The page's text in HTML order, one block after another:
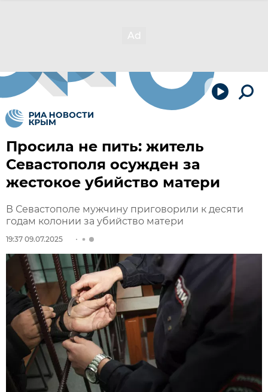
Просила не пить: житель
Севастополя осужден за
жестокое убийство матери
В Севастополе мужчину приговорили к десяти
годам колонии за убийство матери
19:37 09.07.2025